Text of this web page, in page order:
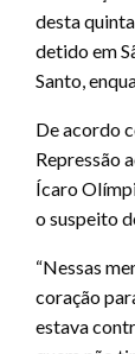
desta
detido em
Santo,
De acordo
Repressão
Ícaro
o suspeito
“Nessas
coração
estava